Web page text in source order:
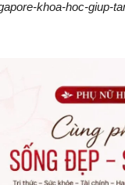
khoa-hoc-giup-